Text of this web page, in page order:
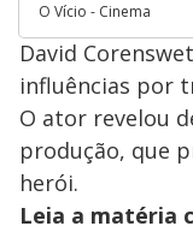
O Vício - Cinema
David
influências por
O ator revelou
produção, que
herói.
Leia a matéria